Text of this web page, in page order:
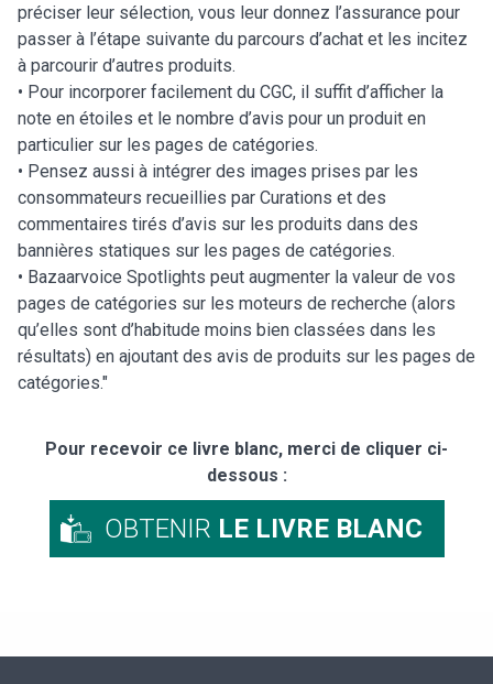
préciser leur sélection, vous leur donnez l’assurance pour
passer à l’étape suivante du parcours d’achat et les incitez
à parcourir d’autres produits.
• Pour incorporer facilement du CGC, il suffit d’afficher la
note en étoiles et le nombre d’avis pour un produit en
particulier sur les pages de catégories.
• Pensez aussi à intégrer des images prises par les
consommateurs recueillies par Curations et des
commentaires tirés d’avis sur les produits dans des
bannières statiques sur les pages de catégories.
• Bazaarvoice Spotlights peut augmenter la valeur de vos
pages de catégories sur les moteurs de recherche (alors
qu’elles sont d’habitude moins bien classées dans les
résultats) en ajoutant des avis de produits sur les pages de
catégories."
Pour recevoir ce livre blanc, merci de cliquer ci-
dessous :
OBTENIR LE LIVRE BLANC